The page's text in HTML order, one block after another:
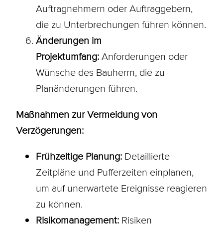
Auftragnehmern oder Auftraggebern,
die zu Unterbrechungen führen können.
Änderungen im
Projektumfang:Anforderungen oder
Wünsche des Bauherrn, die zu
Planänderungen führen.
Maßnahmen zur Vermeidung von
Verzögerungen:
Frühzeitige Planung:Detaillierte
Zeitpläne und Pufferzeiten einplanen,
um auf unerwartete Ereignisse reagieren
zu können.
Risikomanagement:Risiken